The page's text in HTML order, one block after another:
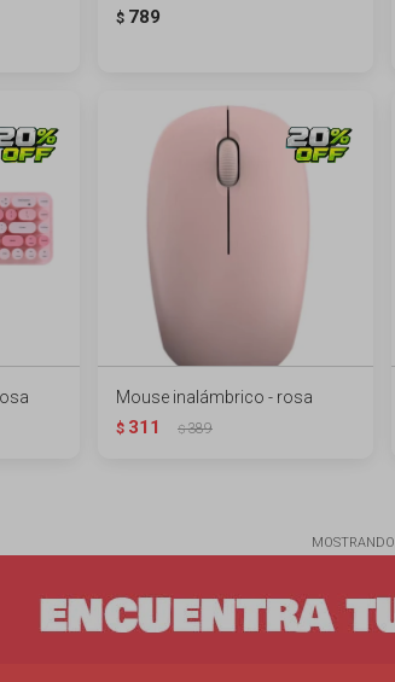
$ 789
Mouse inalámbrico - rosa
$ 311 $389
MOSTRANDO